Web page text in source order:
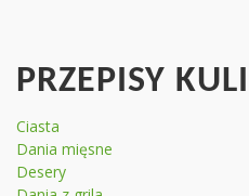
PRZEPISY
Ciasta
Dania mięsne
Desery